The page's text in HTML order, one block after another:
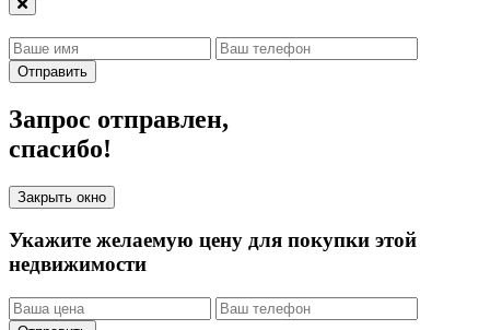
Отправить
Запрос отправлен,
спасибо!
Закрыть окно
Укажите желаемую цену для покупки этой
недвижимости